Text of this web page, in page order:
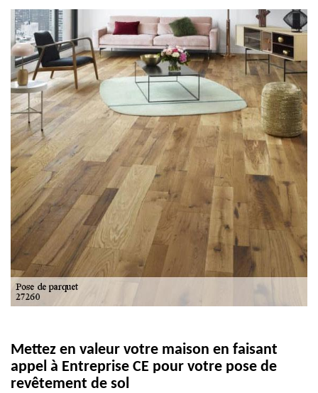
Mettez en valeur votre maison en faisant
appel à Entreprise CE pour votre pose de
revêtement de sol